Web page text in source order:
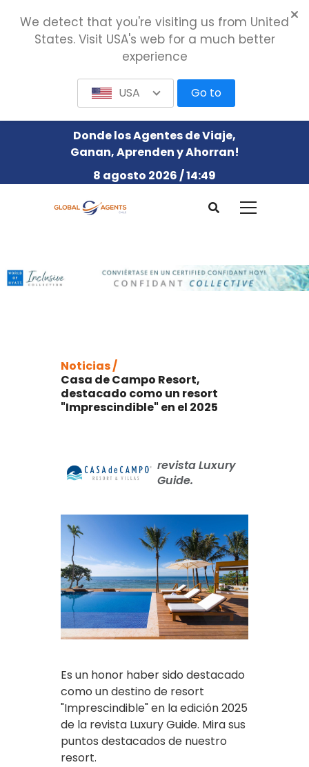
Donde los Agentes de Viaje,
Ganan, Aprenden y Ahorran!
8 agosto 2026 / 14:49
Noticias /
Casa de Campo Resort,
destacado como un resort
"Imprescindible" en el 2025
revista Luxury
Guide.
Es un honor haber sido destacado
como un destino de resort
"Imprescindible" en la edición 2025
de la revista Luxury Guide. Mira sus
puntos destacados de nuestro
resort.
We detect that you're visiting us from United
States. Visit USA's web for a much better
experience
USA Go to